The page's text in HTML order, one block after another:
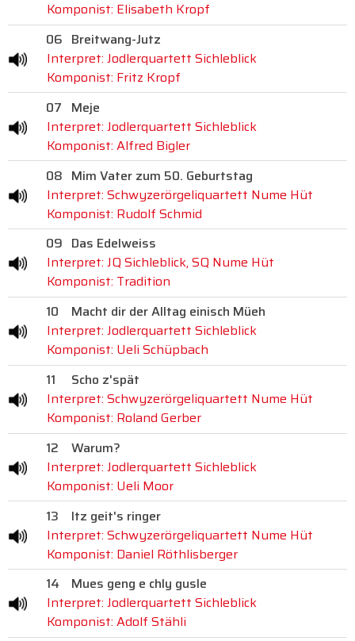
Komponist: Elisabeth Kropf
06 Breitwang-Jutz
Interpret: Jodlerquartett Sichleblick
Komponist: Fritz Kropf
07 Meje
Interpret: Jodlerquartett Sichleblick
Komponist: Alfred Bigler
08 Mim Vater zum 50. Geburtstag
Interpret: Schwyzerörgeliquartett Nume Hüt
Komponist: Rudolf Schmid
09 Das Edelweiss
Interpret: JQ Sichleblick, SQ Nume Hüt
Komponist: Tradition
10
Macht dir der Alltag einisch Müeh
Interpret: Jodlerquartett Sichleblick
Komponist: Ueli Schüpbach
11
Scho z'spät
Interpret: Schwyzerörgeliquartett Nume Hüt
Komponist: Roland Gerber
12
Warum?
Interpret: Jodlerquartett Sichleblick
Komponist: Ueli Moor
13
Itz geit's ringer
Interpret: Schwyzerörgeliquartett Nume Hüt
Komponist: Daniel Röthlisberger
14
Mues geng e chly gusle
Interpret: Jodlerquartett Sichleblick
Komponist: Adolf Stähli